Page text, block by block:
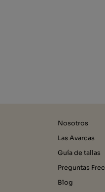
Nosotros
Las Avarcas
Guía de tallas
Preguntas
Blog